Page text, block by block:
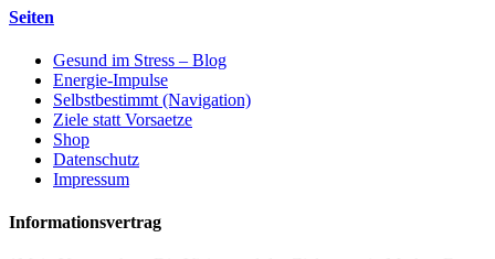
Seiten
Gesund im Stress – Blog
Energie-Impulse
Selbstbestimmt (Navigation)
Ziele statt Vorsaetze
Shop
Datenschutz
Impressum
Informationsvertrag